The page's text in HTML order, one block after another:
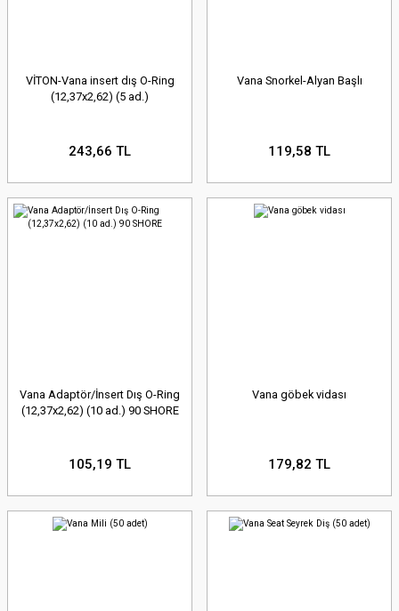
VİTON-Vana insert dış O-Ring
(12,37x2,62) (5 ad.)
243,66 TL
Vana Snorkel-Alyan Başlı
119,58 TL
Vana Adaptör/İnsert Dış O-Ring
(12,37x2,62) (10 ad.) 90 SHORE
105,19 TL
Vana göbek vidası
179,82 TL